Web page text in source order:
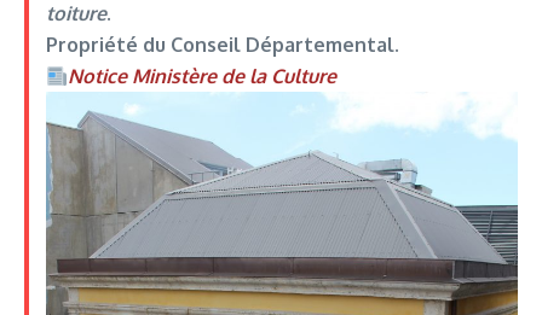
toiture.
Propriété du Conseil Départemental.
Notice Ministère de la Culture